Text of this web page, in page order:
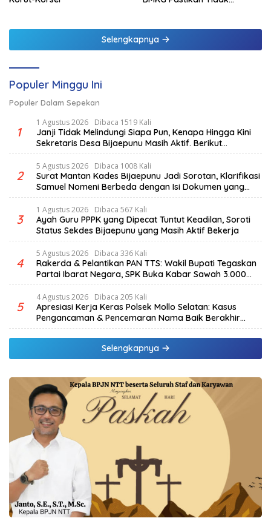
Selengkapnya
Populer Minggu Ini
Populer Dalam Sepekan
1
1 Agustus 2026 Dibaca 1519 Kali
Janji Tidak Melindungi Siapa Pun, Kenapa Hingga Kini
Sekretaris Desa Bijaepunu Masih Aktif. Berikut
penjelasan Ketua Komisi I DPRD TTS.
2
5 Agustus 2026 Dibaca 1008 Kali
Surat Mantan Kades Bijaepunu Jadi Sorotan, Klarifikasi
Samuel Nomeni Berbeda dengan Isi Dokumen yang
Beredar
3
1 Agustus 2026 Dibaca 567 Kali
Ayah Guru PPPK yang Dipecat Tuntut Keadilan, Soroti
Status Sekdes Bijaepunu yang Masih Aktif Bekerja
4
5 Agustus 2026 Dibaca 336 Kali
Rakerda & Pelantikan PAN TTS: Wakil Bupati Tegaskan
Partai Ibarat Negara, SPK Buka Kabar Sawah 3.000
Hektar & Larangan Politik Uang
5
4 Agustus 2026 Dibaca 205 Kali
Apresiasi Kerja Keras Polsek Mollo Selatan: Kasus
Pengancaman & Pencemaran Nama Baik Berakhir
Damai
Selengkapnya